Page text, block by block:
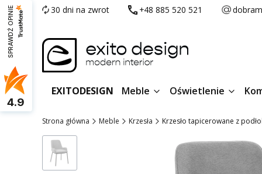
30 dni na zwrot +48 885 520 521
EXITODESIGN Meble Oświetlenie
Strona główna Meble Krzesła Krzesło tapicerowane z
SPRAWDŹ OPINIE
4.9